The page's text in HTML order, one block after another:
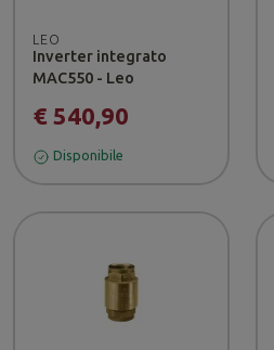
LEO
Inverter integrato
MAC550 - Leo
€ 540,90
Disponibile